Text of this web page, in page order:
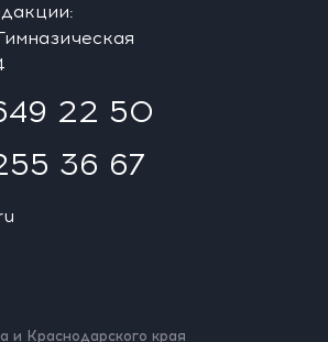
22 50
36 67
и Краснодарского края